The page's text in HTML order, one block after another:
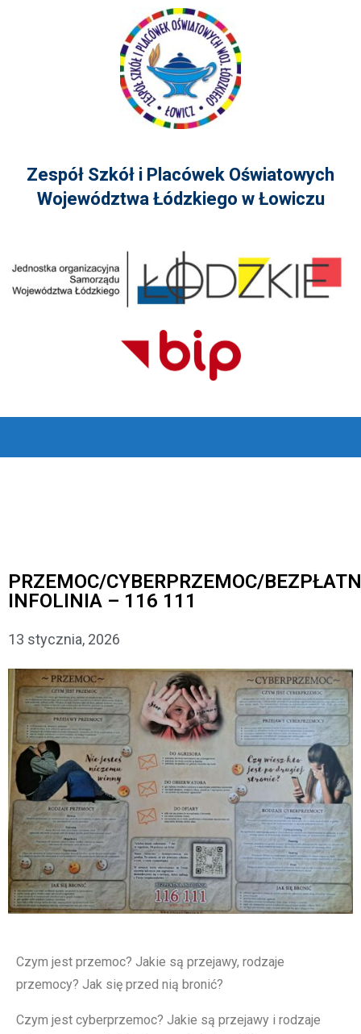
Zespół Szkół i Placówek Oświatowych
Województwa Łódzkiego w Łowiczu
PRZEMOC/CYBERPRZEMOC/
INFOLINIA – 116 111
13 stycznia, 2026
Czym jest przemoc? Jakie są przejawy, rodzaje
przemocy? Jak się przed nią bronić?
Czym jest cyberprzemoc? Jakie są przejawy i rodzaje